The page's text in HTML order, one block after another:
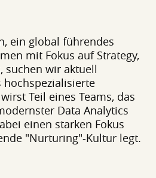
ein global führendes
mit Fokus auf Strategy,
suchen wir aktuell
hochspezialisierte
Teil eines Teams, das
Data Analytics
einen starken Fokus
"Nurturing"-Kultur legt.